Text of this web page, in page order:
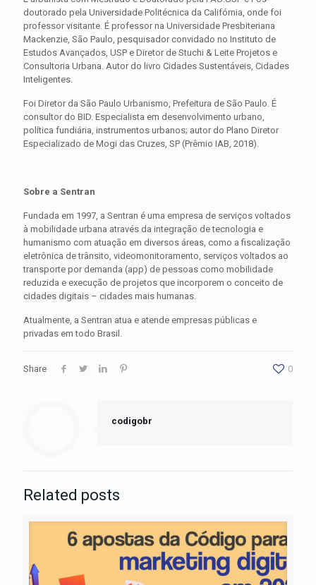
doutorado pela Universidade Politécnica da Califórnia, onde foi
professor visitante. É professor na Universidade Presbiteriana
Mackenzie, São Paulo, pesquisador convidado no Instituto de
Estudos Avançados, USP e Diretor de Stuchi & Leite Projetos e
Consultoria Urbana. Autor do livro Cidades Sustentáveis, Cidades
Inteligentes.
Foi Diretor da São Paulo Urbanismo, Prefeitura de São Paulo. É
consultor do BID. Especialista em desenvolvimento urbano,
política fundiária, instrumentos urbanos; autor do Plano Diretor
Especializado de Mogi das Cruzes, SP (Prêmio IAB, 2018).
Sobre a Sentran
Fundada em 1997, a Sentran é uma empresa de serviços voltados
à mobilidade urbana através da integração de tecnologia e
humanismo com atuação em diversos áreas, como a fiscalização
eletrônica de trânsito, videomonitoramento, serviços voltados ao
transporte por demanda (app) de pessoas como mobilidade
reduzida e execução de projetos que incorporem o conceito de
cidades digitais – cidades mais humanas.
Atualmente, a Sentran atua e atende empresas públicas e
privadas em todo Brasil.
Share 0
codigobr
Related posts